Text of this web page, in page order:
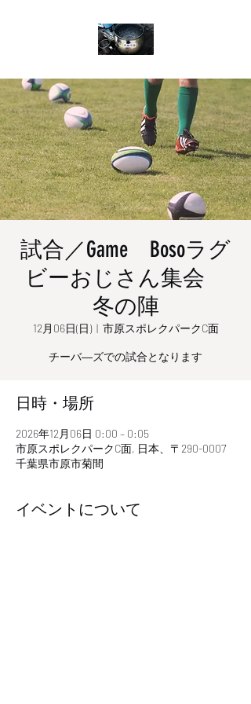
試合／Game Bosoラグ
ビーおじさん集会
冬の陣
12月06日(日)
  |
市原スポレクパークC面
チーバ―ズでの試合となります
日時・場所
2026年12月06日 0:00 – 0:05
市原スポレクパークC面, 日本、〒290-0007
千葉県市原市菊間
イベントについて